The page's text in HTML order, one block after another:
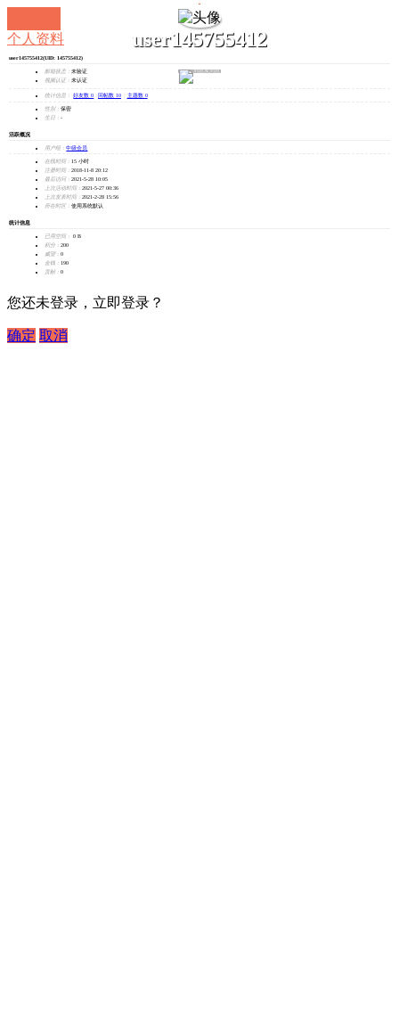
user145755412
发消息
个人资料
user145755412(UID: 145755412)
邮箱状态： 未验证
视频认证： 未认证
统计信息： 好友数 0 回帖数 10 主题数 0
性别： 保密
生日： -
活跃概况
用户组： 中级会员
在线时间： 15 小时
注册时间： 2018-11-8 20:12
最后访问： 2021-5-28 10:05
上次活动时间： 2021-5-27 00:36
上次发表时间： 2021-2-28 15:56
所在时区： 使用系统默认
统计信息
已用空间：
0 B
积分： 200
威望： 0
金钱： 190
贡献： 0
您还未登录，立即登录？
确定 取消